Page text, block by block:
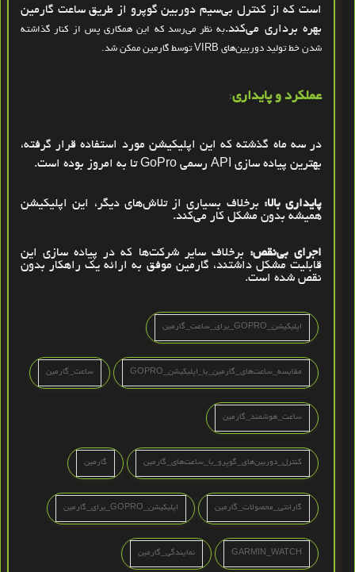
است که از کنترل بی‌سیم دوربین گوپرو از طریق ساعت گارمین
بهره‌ برداری می‌کند.به نظر می‌رسد که این همکاری پس از کنار گذاشته
شدن خط تولید دوربین‌های VIRB توسط گارمین ممکن شد.
عملکرد و پایداری:
در سه ماه گذشته که این اپلیکیشن مورد استفاده قرار گرفته،
بهترین پیاده‌ سازی API رسمی GoProتا به امروز بوده است.
پایداری بالا: برخلاف بسیاری از تلاش‌های دیگر، این اپلیکیشن
همیشه بدون مشکل کار می‌کند.
اجرای بی‌نقص: برخلاف سایر شرکت‌ها که در پیاده ‌سازی این
قابلیت مشکل داشتند، گارمین موفق به ارائه یک راهکار بدون
نقص شده است.
اپلیکیشن_GOPRO_برای_ساعت_گارمین
مقایسه_ساعت‌های_گارمین_با_اپلیکیشن_GOPRO ساعت_گارمین
ساعت_هوشمند_گارمین
کنترل_دوربین‌های_گوپرو_با_ساعت‌های_گارمین گارمین
گارانتی_محصولات_گارمین اپلیکیشن_GOPRO_برای_گارمین
GARMIN_WATCH نمایندگی_گارمین